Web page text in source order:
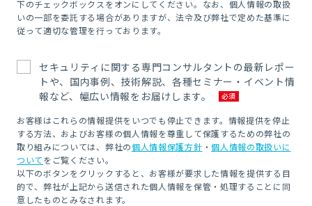
下のチェックボックスをオンにしてください。なお、個人情報の取扱
いの一部を委託する場合がありますが、法令及び弊社で定めた基準に
従って適切な管理を行っております。
セキュリティに関する専門コンサルタントの最新レポー
トや、国内事例、技術解説、各種セミナー・イベント情
報など、幅広い情報をお届けします。
お客様はこれらの情報提供をいつでも停止できます。情報提供を停止
する方法、およびお客様の個人情報を尊重して保護するための弊社の
取り組みについては、弊社の個人情報保護方針 ・個人情報の取扱いに
ついてをご覧ください。
以下のボタンをクリックすると、お客様が要求した情報を提供する目
的で、弊社が上記から送信された個人情報を保管・処理することに同
意したものとみなされます。